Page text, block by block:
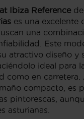
Ibiza Reference
es una excelente
una
Este
atractivo diseño y
ideal para
como en carretera.
compacto, es
pintorescas,
asturianas.